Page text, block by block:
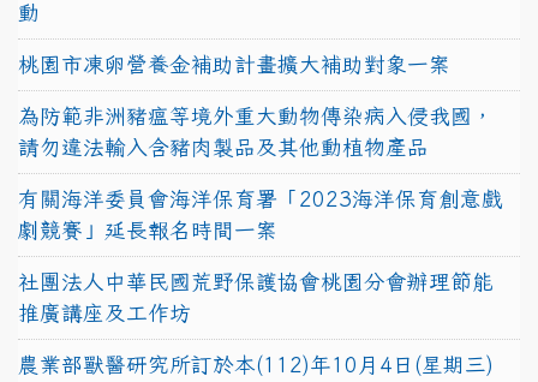
動
桃園市凍卵營養金補助計畫擴大補助對象一案
為防範非洲豬瘟等境外重大動物傳染病入侵我國，
請勿違法輸入含豬肉製品及其他動植物產品
有關海洋委員會海洋保育署「2023海洋保育創意戲
劇競賽」延長報名時間一案
社團法人中華民國荒野保護協會桃園分會辦理節能
推廣講座及工作坊
農業部獸醫研究所訂於本(112)年10月4日(星期三)